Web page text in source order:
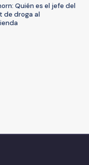
Quién es el jefe del
de droga al